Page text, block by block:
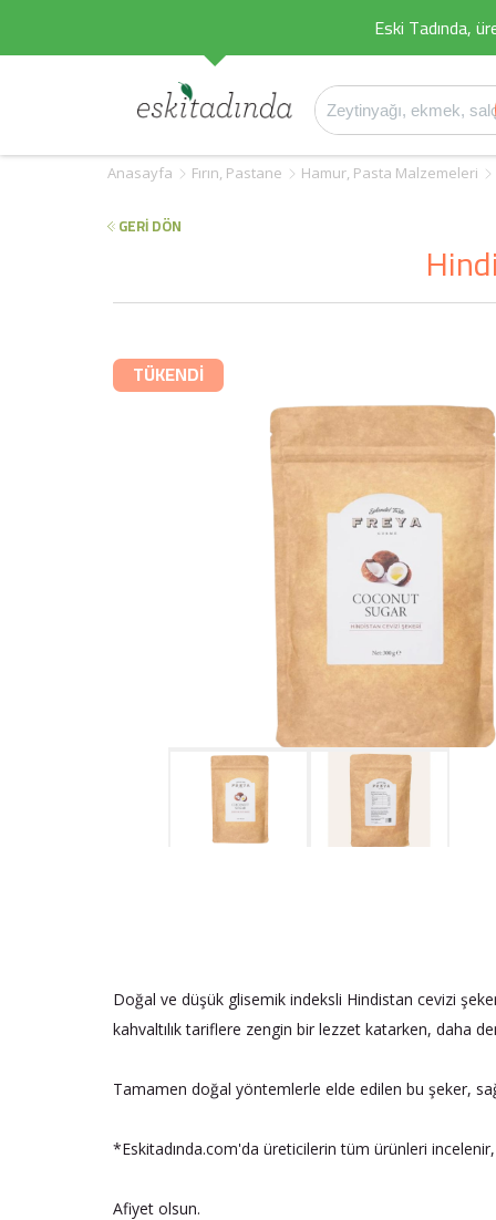
Eski Tadında,
Anasayfa Fırın, Pastane Hamur, Pasta Malzemeleri
GERİ DÖN
TÜKENDİ
Doğal ve düşük glisemik indeksli Hindistan cevizi
kahvaltılık tariflere zengin bir lezzet katarken, daha
Tamamen doğal yöntemlerle elde edilen bu şeker,
*Eskitadında.com'da üreticilerin tüm ürünleri
Afiyet olsun.